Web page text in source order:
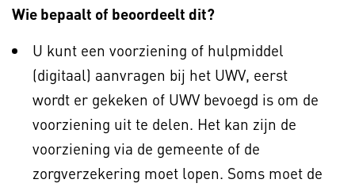
Wie bepaalt of beoordeelt dit?
U kunt een voorziening of hulpmiddel
(digitaal) aanvragen bij het UWV, eerst
wordt er gekeken of UWV bevoegd is om de
voorziening uit te delen. Het kan zijn de
voorziening via de gemeente of de
zorgverzekering moet lopen. Soms moet de